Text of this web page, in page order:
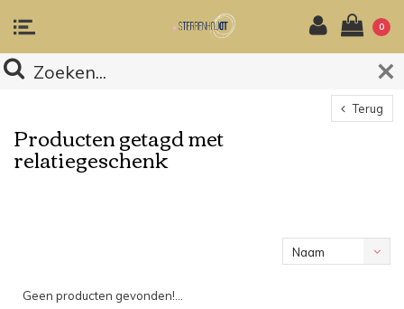
0
Terug
Producten getagd met
relatiegeschenk
Naam
Geen producten gevonden!...